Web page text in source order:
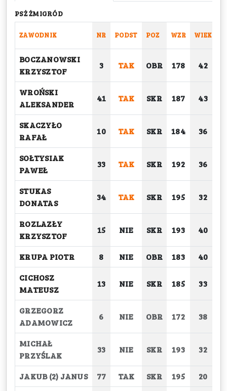
PSŻ ŻMIGRÓD
ZAWODNIK NR PODST POZ WZR WIEK
BOCZANOWSKI
KRZYSZTOF
3 TAK OBR 178 42
WROŃSKI
ALEKSANDER
41 TAK SKR 187 43
SKACZYŁO
RAFAŁ
10 TAK SKR 184 36
SOŁTYSIAK
PAWEŁ
33 TAK SKR 192 36
STUKAS
DONATAS
34 TAK SKR 195 32
ROZLAZŁY
KRZYSZTOF
15 NIE SKR 193 40
KRUPA PIOTR 8 NIE OBR 183 40
CICHOSZ
MATEUSZ
13 NIE SKR 185 33
GRZEGORZ
ADAMOWICZ
6 NIE OBR 172 38
MICHAŁ
PRZYŚLAK
33 NIE SKR 193 32
JAKUB (2) JANUS 77 TAK SKR 195
20